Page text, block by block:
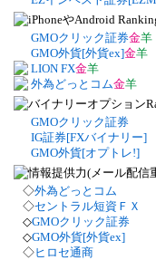
GMOクリック証券金羊
GMO外貨[外貨ex]金羊
LION FX金羊
外為どっとコム金羊
GMOクリック証券
IG証券[FXバイナリー]
GMO外貨[オプトレ!]
◇外為どっとコム
◇セントラル短資ＦＸ
◇GMOクリック証券
◇GMO外貨[外貨ex]
◇ヒロセ通商